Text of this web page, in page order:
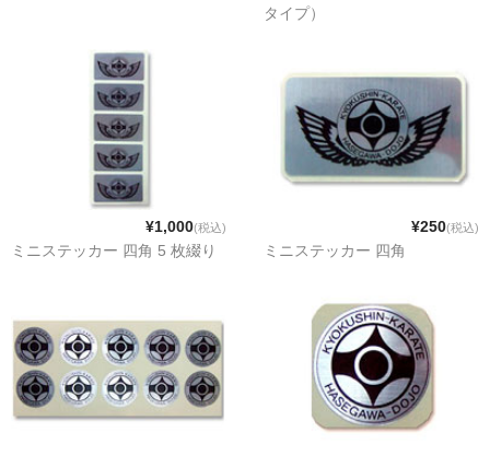
タイプ）
¥1,000(税込)
ミニステッカー 四角 5 枚綴り
¥250(税込)
ミニステッカー 四角